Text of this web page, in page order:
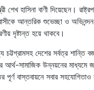
শেখ হাসিনা বাণী দিয়েছেন।
আন্তরিক শুভেচ্ছা ও অভিনন্দন
দৃষ্টান্ত হয়ে থাকবে।
চট্টগ্রামসহ দেশের সর্বত্র
আর্থ-সামাজিক উন্নয়নের
বাস্তবায়নে সবার সহযোগিতাও